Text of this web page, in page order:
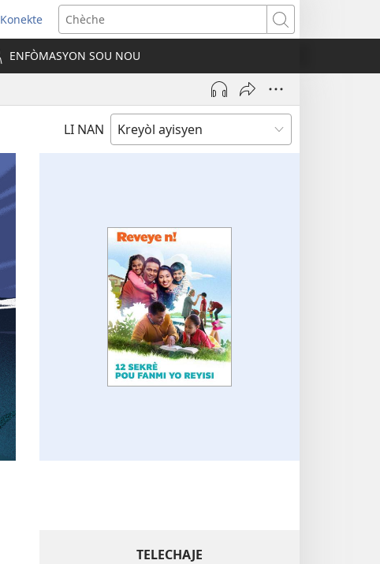
Konekte
(opens
new
window)
Chèche
ENFÒMASYON SOU NOU
LI NAN
TELECHAJE